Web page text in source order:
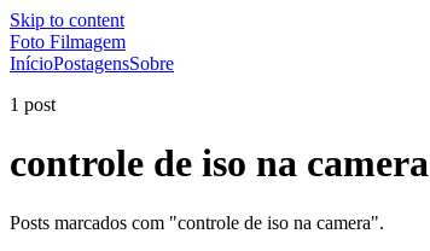
Skip to content
Foto Filmagem
InícioPostagensSobre
1 post
controle de iso na camera
Posts marcados com "controle de iso na camera".